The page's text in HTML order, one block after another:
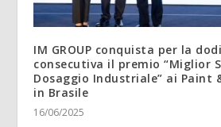
IM GROUP conquista per la
consecutiva il premio “Miglior
Dosaggio Industriale” ai Paint
in Brasile
16/06/2025